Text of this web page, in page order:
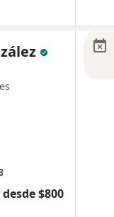
desde $800